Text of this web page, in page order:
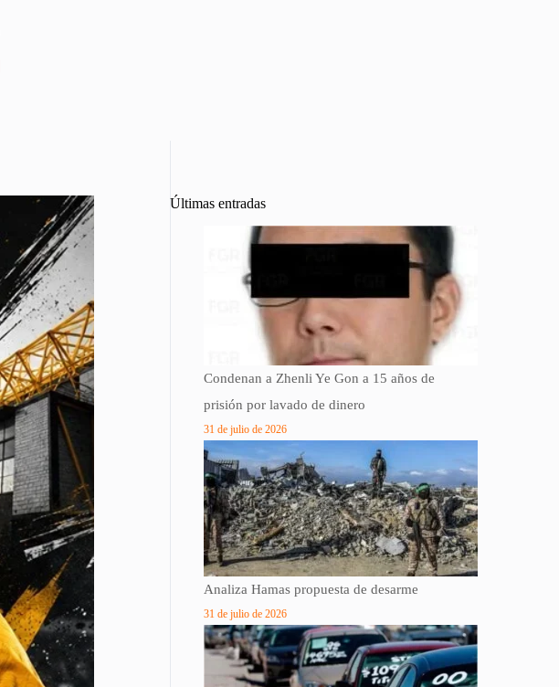
Últimas entradas
Condenan a Zhenli Ye Gon a 15 años de
prisión por lavado de dinero
31 de julio de 2026
Analiza Hamas propuesta de desarme
31 de julio de 2026